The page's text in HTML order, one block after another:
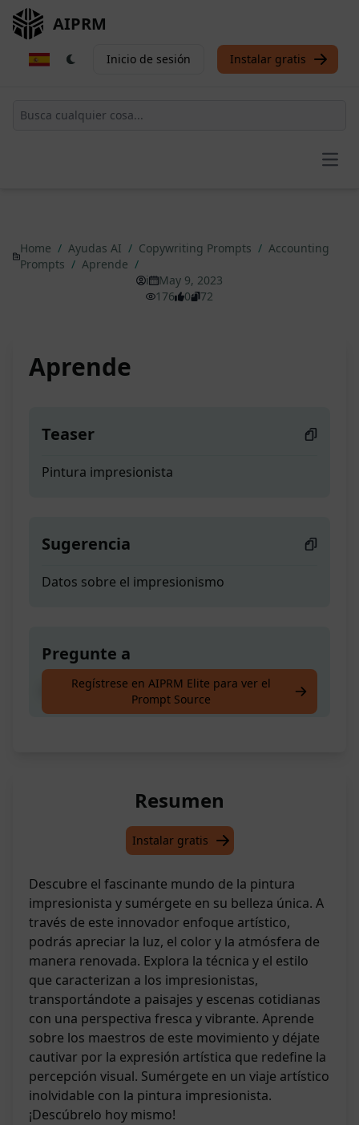
AIPRM
Inicio de sesión Instalar gratis
Home / Ayudas AI / Copywriting Prompts / Accounting
Prompts / Aprende /
i
May 9, 2023
176
0 72
Aprende
Teaser
Pintura impresionista
Sugerencia
Datos sobre el impresionismo
Pregunte a
Pintura impresionista
Regístrese en AIPRM Elite para ver el
Prompt Source
Resumen
Instalar gratis
Descubre el fascinante mundo de la pintura
impresionista y sumérgete en su belleza única. A
través de este innovador enfoque artístico,
podrás apreciar la luz, el color y la atmósfera de
manera renovada. Explora la técnica y el estilo
que caracterizan a los impresionistas,
transportándote a paisajes y escenas cotidianas
con una perspectiva fresca y vibrante. Aprende
sobre los maestros de este movimiento y déjate
cautivar por la expresión artística que redefine la
percepción visual. Sumérgete en un viaje artístico
inolvidable con la pintura impresionista.
¡Descúbrelo hoy mismo!